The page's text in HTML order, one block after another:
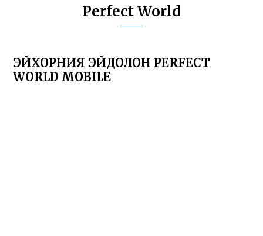
Perfect World
ЭЙХОРНИЯ ЭЙДОЛОН PERFECT
WORLD MOBILE